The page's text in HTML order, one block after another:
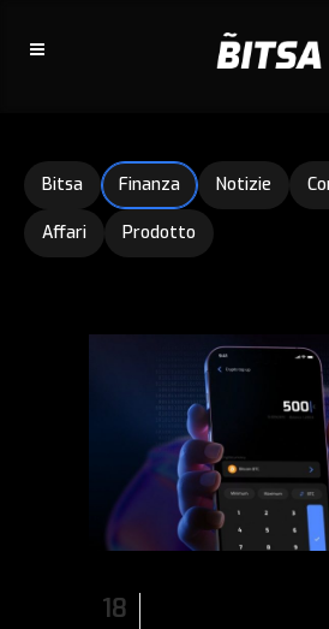
Bitsa Finanza Notizie
Affari Prodotto
18